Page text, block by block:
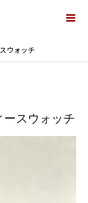
ウォッチ
スウォッチ